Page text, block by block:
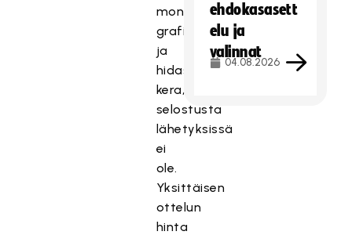
monikameratuotantoina
grafiikoiden
ja
hidastusten
kera,
selostusta
lähetyksissä
ei
ole.
Yksittäisen
ottelun
hinta
ehdokasasett
elu ja
valinnat
04.08.2026